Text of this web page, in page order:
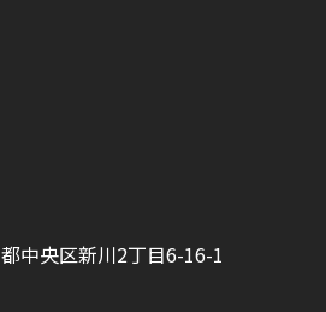
中央区新川2丁目6-16-1